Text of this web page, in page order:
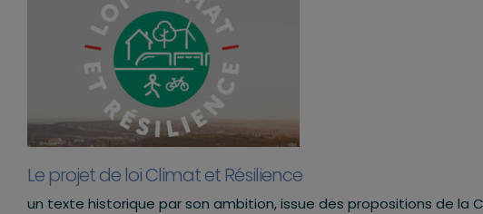
Le projet de loi Climat et Résilience
un texte historique par son ambition, issue des propositions de la